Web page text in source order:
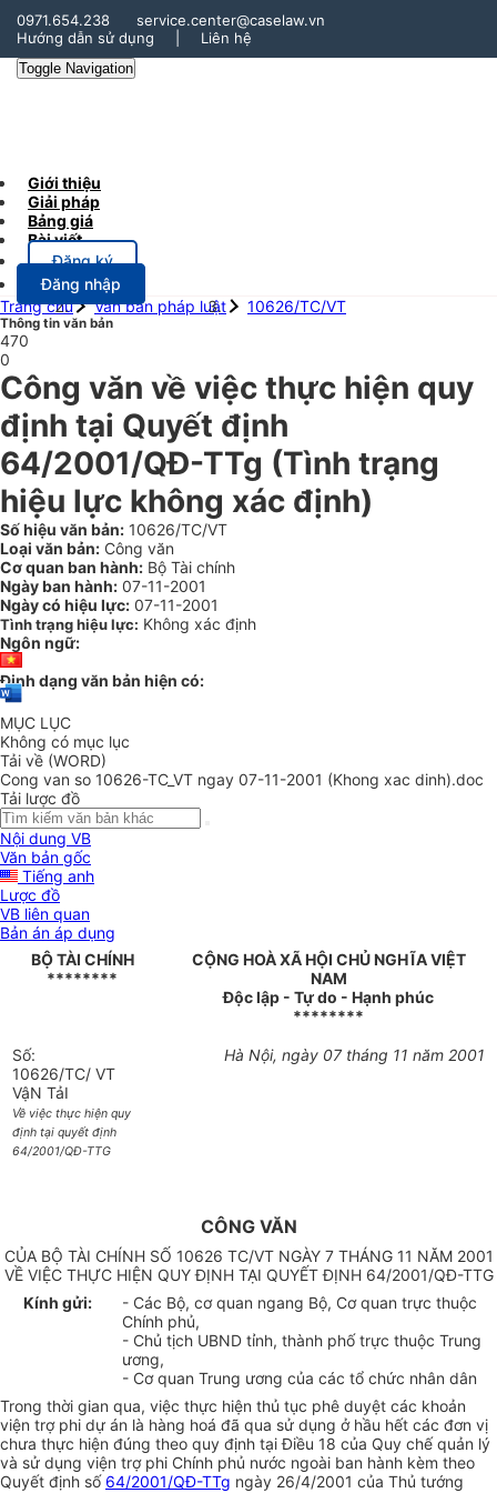
0971.654.238
service.center@caselaw.vn
Hướng dẫn sử dụng
Liên hệ
Toggle Navigation
Giới thiệu
Giải pháp
Bảng giá
Bài viết
Đăng ký
Đăng nhập
Trang chủ
Văn bản pháp luật 10626/TC/VT
Thông tin văn bản
470
0
Công văn về việc thực hiện quy
định tại Quyết định
64/2001/QĐ-TTg (Tình trạng
hiệu lực không xác định)
Số hiệu văn bản: 10626/TC/VT
Loại văn bản: Công văn
Cơ quan ban hành: Bộ Tài chính
Ngày ban hành: 07-11-2001
Ngày có hiệu lực: 07-11-2001
Tình trạng hiệu lực: Không xác định
Ngôn ngữ:
Định dạng văn bản hiện có:
MỤC LỤC
Không có mục lục
Tải về (WORD)
Cong van so 10626-TC_VT ngay 07-11-2001 (Khong xac dinh).doc
Tải lược đồ
Nội dung VB
Văn bản gốc
Tiếng anh
Lược đồ
VB liên quan
Bản án áp dụng
BỘ TÀI CHÍNH
********
CỘNG HOÀ XÃ HỘI CHỦ NGHĨA VIỆT
NAM
Độc lập - Tự do - Hạnh phúc
********
Số:
10626/TC/ VT
VậN TảI
Về việc thực hiện quy
định tại quyết định
64/2001/QĐ-TTG
Hà Nội, ngày 07 tháng 11 năm 2001
CÔNG VĂN
CỦA BỘ TÀI CHÍNH SỐ 10626 TC/VT NGÀY 7 THÁNG 11 NĂM 2001
VỀ VIỆC THỰC HIỆN QUY ĐỊNH TẠI QUYẾT ĐỊNH 64/2001/QĐ-TTG
Kính gửi:
- Các Bộ, cơ quan ngang Bộ, Cơ quan trực thuộc
Chính phủ,
- Chủ tịch UBND tỉnh, thành phố trực thuộc Trung
ương,
- Cơ quan Trung ương của các tổ chức nhân dân
Trong thời gian qua, việc thực hiện thủ tục phê duyệt các khoản
viện trợ phi dự án là hàng hoá đã qua sử dụng ở hầu hết các đơn vị
chưa thực hiện đúng theo quy định tại Điều 18 của Quy chế quản lý
và sử dụng viện trợ phi Chính phủ nước ngoài ban hành kèm theo
Quyết định số 64/2001/QĐ-TTg ngày 26/4/2001 của Thủ tướng